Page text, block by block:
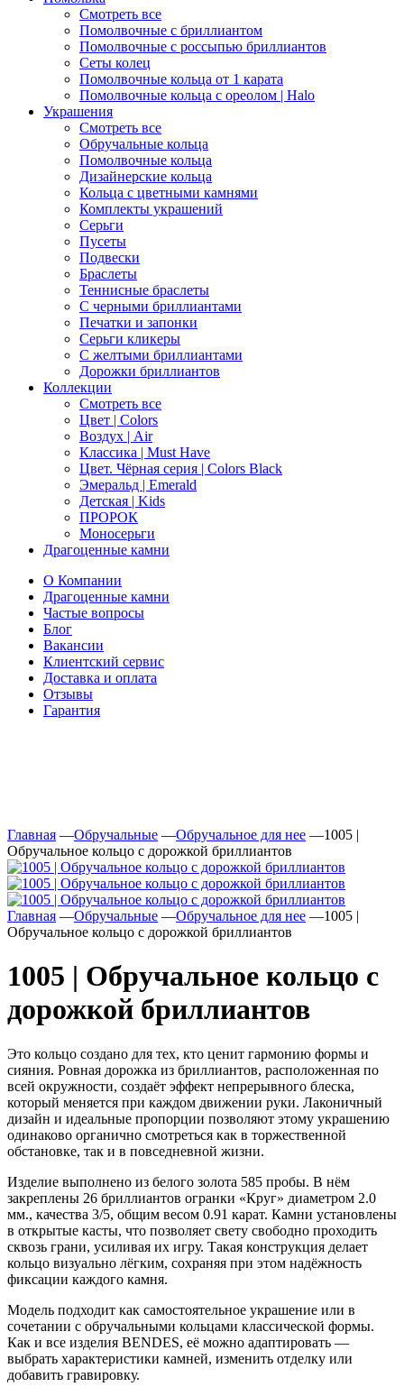
Смотреть все
Помолвочные с бриллиантом
Помолвочные с россыпью бриллиантов
Сеты колец
Помолвочные кольца от 1 карата
Помолвочные кольца с ореолом | Halo
Украшения
Смотреть все
Обручальные кольца
Помолвочные кольца
Дизайнерские кольца
Кольца с цветными камнями
Комплекты украшений
Серьги
Пусеты
Подвески
Браслеты
Теннисные браслеты
C черными бриллиантами
Печатки и запонки
Серьги кликеры
С желтыми бриллиантами
Дорожки бриллиантов
Коллекции
Смотреть все
Цвет | Colors
Воздух | Air
Классика | Must Have
Цвет. Чёрная серия | Colors Black
Эмеральд | Emerald
Детская | Kids
ПРОРОК
Моносерьги
Драгоценные камни
О Компании
Драгоценные камни
Частые вопросы
Блог
Вакансии
Клиентский сервис
Доставка и оплата
Отзывы
Гарантия
Главная —Обручальные —Обручальное для нее —1005 |
Обручальное кольцо с дорожкой бриллиантов
Главная —Обручальные —Обручальное для нее —1005 |
Обручальное кольцо с дорожкой бриллиантов
1005 | Обручальное кольцо с
дорожкой бриллиантов
Это кольцо создано для тех, кто ценит гармонию формы и
сияния. Ровная дорожка из бриллиантов, расположенная по
всей окружности, создаёт эффект непрерывного блеска,
который меняется при каждом движении руки. Лаконичный
дизайн и идеальные пропорции позволяют этому украшению
одинаково органично смотреться как в торжественной
обстановке, так и в повседневной жизни.
Изделие выполнено из белого золота 585 пробы. В нём
закреплены 26 бриллиантов огранки «Круг» диаметром 2.0
мм., качества 3/5, общим весом 0.91 карат. Камни установлены
в открытые касты, что позволяет свету свободно проходить
сквозь грани, усиливая их игру. Такая конструкция делает
кольцо визуально лёгким, сохраняя при этом надёжность
фиксации каждого камня.
Модель подходит как самостоятельное украшение или в
сочетании с обручальными кольцами классической формы.
Как и все изделия BENDES, её можно адаптировать —
выбрать характеристики камней, изменить отделку или
добавить гравировку.